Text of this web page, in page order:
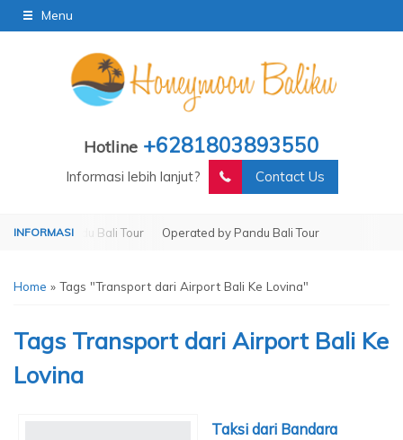
Menu
Hotline +6281803893550
Informasi lebih lanjut? Contact Us
by Pandu Bali Tour Operated by Pandu Bali Tour
Home » Tags "Transport dari Airport Bali Ke Lovina"
Tags Transport dari Airport Bali Ke
Lovina
Taksi dari Bandara